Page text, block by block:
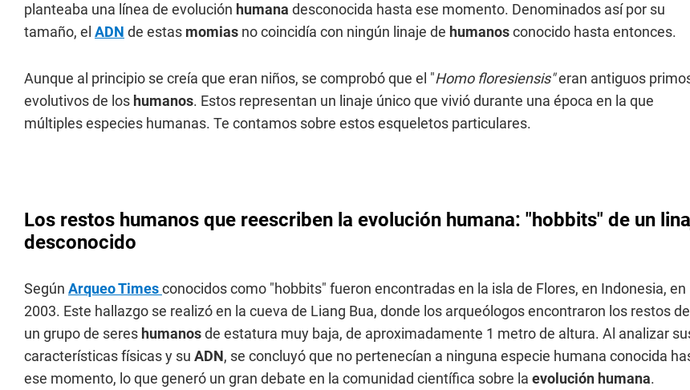
planteaba una línea de evolución humana desconocida hasta ese momento. Denominados así por su
tamaño, el ADN de estas momias no coincidía con ningún linaje de humanosconocido hasta entonces.
Aunque al principio se creía que eran niños, se comprobó que el "Homo floresiensis"eran antiguos
evolutivos de los humanos. Estos representan un linaje único que vivió durante una época en la que
múltiples especies humanas. Te contamos sobre estos esqueletos particulares.
Los restos humanos que reescriben la evolución humana: "hobbits" de un
desconocido
Según Arqueo Timesconocidos como "hobbits" fueron encontradas en la isla de Flores, en Indonesia, en
2003. Este hallazgo se realizó en la cueva de Liang Bua, donde los arqueólogos encontraron los restos de
un grupo de seres humanosde estatura muy baja, de aproximadamente 1 metro de altura. Al analizar
características físicas y su ADN, se concluyó que no pertenecían a ninguna especie humana conocida
ese momento, lo que generó un gran debate en la comunidad científica sobre la evolución humana.